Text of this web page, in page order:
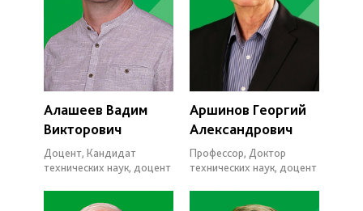
Алашеев Вадим
Викторович
Доцент, Кандидат
технических наук, доцент
Аршинов Георгий
Александрович
Профессор, Доктор
технических наук, доцент